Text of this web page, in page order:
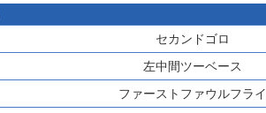
セカンドゴロ
左中間ツーベース
ファーストファウルフライ